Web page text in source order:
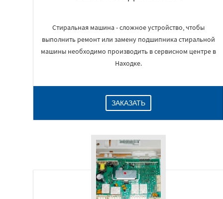
Стиральная машина - сложное устройство, чтобы
выполнить ремонт или замену подшипника стиральной
машины необходимо производить в сервисном центре в
Находке.
ЗАКАЗАТЬ